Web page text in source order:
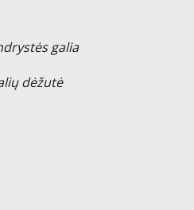
galia
dėžutė